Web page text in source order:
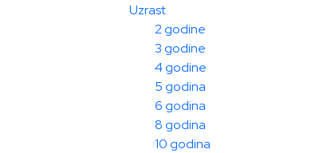
Uzrast
2 godine
3 godine
4 godine
5 godina
6 godina
8 godina
10 godina